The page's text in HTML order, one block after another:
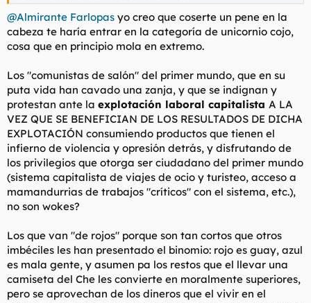
@Almirante Farlopas yo creo que coserte un pene en la
cabeza te haría entrar en la categoría de unicornio cojo,
cosa que en principio mola en extremo.
Los "comunistas de salón" del primer mundo, que en su
puta vida han cavado una zanja, y que se indignan y
protestan ante la explotación laboral capitalista A LA
VEZ QUE SE BENEFICIAN DE LOS RESULTADOS DE DICHA
EXPLOTACIÓN consumiendo productos que tienen el
infierno de violencia y opresión detrás, y disfrutando de
los privilegios que otorga ser ciudadano del primer mundo
(sistema capitalista de viajes de ocio y turisteo, acceso a
mamandurrias de trabajos "críticos" con el sistema, etc.),
no son wokes?
Los que van "de rojos" porque son tan cortos que otros
imbéciles les han presentado el binomio: rojo es guay, azul
es mala gente, y asumen pa los restos que el llevar una
camiseta del Che les convierte en moralmente superiores,
pero se aprovechan de los dineros que el vivir en el